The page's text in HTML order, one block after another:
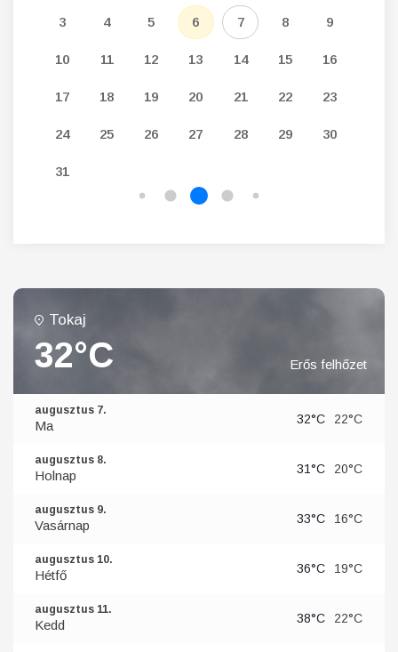
3 4 5 6 7 8 9
10 11 12 13 14 15 16
17 18 19 20 21 22 23
24 25 26 27 28 29 30
31
Tokaj
32°C Erős felhőzet
augusztus 7.
Ma 32°C 22°C
augusztus 8.
Holnap 31°C 20°C
augusztus 9.
Vasárnap 33°C 16°C
augusztus 10.
Hétfő 36°C 19°C
augusztus 11.
Kedd 38°C 22°C